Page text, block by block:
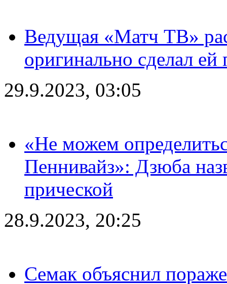
Ведущая «Матч ТВ»
оригинально сделал ей
29.9.2023, 03:05
«Не можем
Пеннивайз»: Дзюба
прической
28.9.2023, 20:25
Семак объяснил